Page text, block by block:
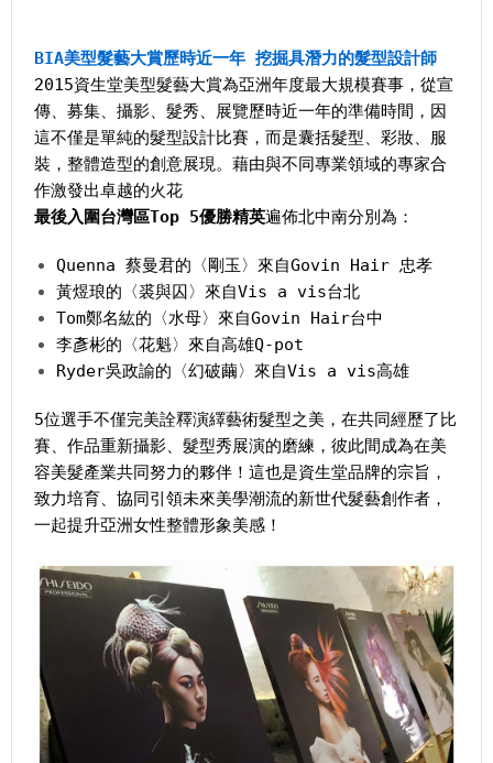
BIA美型髮藝大賞歷時近一年 挖掘具潛力的髮型設計師
2015資生堂美型髮藝大賞為亞洲年度最大規模賽事，從宣
傳、募集、攝影、髮秀、展覽歷時近一年的準備時間，因
這不僅是單純的髮型設計比賽，而是囊括髮型、彩妝、服
裝，整體造型的創意展現。藉由與不同專業領域的專家合
作激發出卓越的火花
最後入圍台灣區Top 5優勝精英遍佈北中南分別為：
Quenna 蔡曼君的〈剛玉〉來自Govin Hair 忠孝
黃煜琅的〈裘與囚〉來自Vis a vis台北
Tom鄭名紘的〈水母〉來自Govin Hair台中
李彥彬的〈花魁〉來自高雄Q-pot
Ryder吳政諭的〈幻破繭〉來自Vis a vis高雄
5位選手不僅完美詮釋演繹藝術髮型之美，在共同經歷了比
賽、作品重新攝影、髮型秀展演的磨練，彼此間成為在美
容美髮產業共同努力的夥伴！這也是資生堂品牌的宗旨，
致力培育、協同引領未來美學潮流的新世代髮藝創作者，
一起提升亞洲女性整體形象美感！